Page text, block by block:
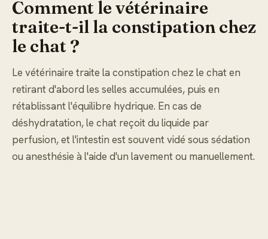
Comment le vétérinaire
traite-t-il la constipation chez
le chat ?
Le vétérinaire traite la constipation chez le chat en
retirant d'abord les selles accumulées, puis en
rétablissant l'équilibre hydrique. En cas de
déshydratation, le chat reçoit du liquide par
perfusion, et l'intestin est souvent vidé sous sédation
ou anesthésie à l'aide d'un lavement ou manuellement.